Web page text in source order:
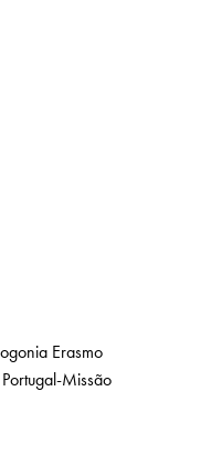
Erasmo
Portugal-Missão